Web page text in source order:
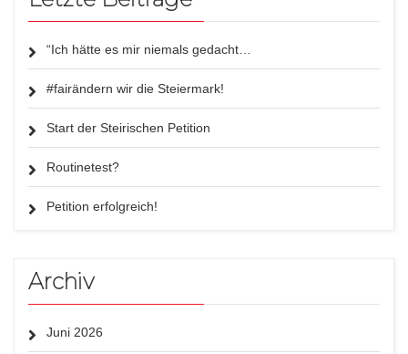
“Ich hätte es mir niemals gedacht…
#fairändern wir die Steiermark!
Start der Steirischen Petition
Routinetest?
Petition erfolgreich!
Archiv
Juni 2026